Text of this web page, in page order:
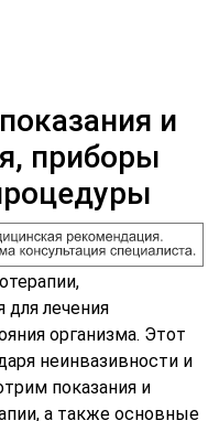
и
приборы
лечения
организма. Этот
неинвазивности и
показания и
а также основные